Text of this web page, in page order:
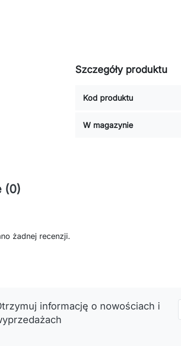
Szczegóły produktu
Kod produktu
W magazynie
(0)
żadnej recenzji.
informację o nowościach i